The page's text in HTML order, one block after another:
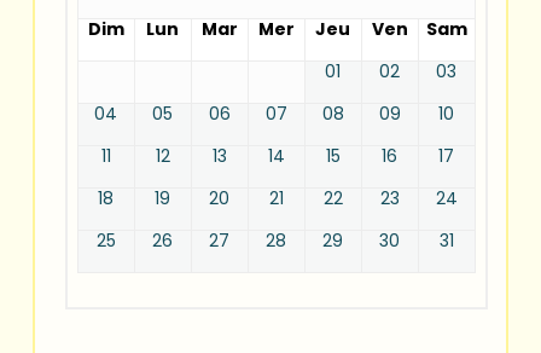
Dim
Lun Mar Mer Jeu Ven
Sam
01
02
03
04
05 06 07 08 09
10
11
12 13 14 15 16
17
18
19 20 21 22 23
24
25
26 27 28 29 30 31